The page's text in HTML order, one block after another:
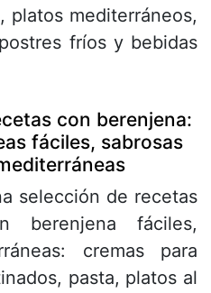
platos mediterráneos,
fríos y bebidas
con berenjena:
fáciles, sabrosas
selección de recetas
berenjena fáciles,
cremas para
pasta, platos al